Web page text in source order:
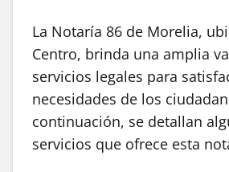
La Notaría 86 de Morelia,
Centro, brinda una amplia
servicios legales para
necesidades de los
continuación, se detallan
servicios que ofrece esta